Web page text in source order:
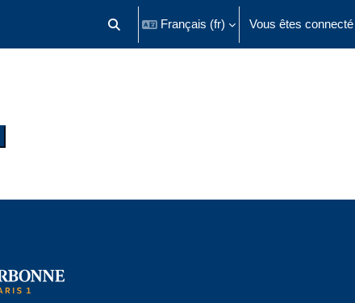
Activer/désactiver la saisie de recherche
Français ‎(fr)‎ Vous êtes